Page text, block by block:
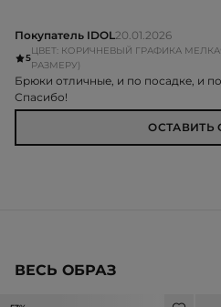
Покупатель IDOL20.01.2026
5
ЦВЕТ: КОРИЧНЕВЫЙ ГРАФИКА
РАЗМЕРУ)
Брюки отличные, и по посадке, и по
Спасибо!
ОСТАВИТЬ
ВЕСЬ ОБРАЗ